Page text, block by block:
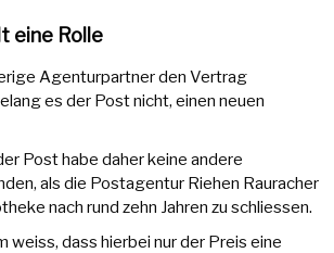
eine Rolle
Agenturpartner den Vertrag
es der Post nicht, einen neuen
Post habe daher keine andere
als die Postagentur Riehen Rauracher
nach rund zehn Jahren zu schliessen.
weiss, dass hierbei nur der Preis eine